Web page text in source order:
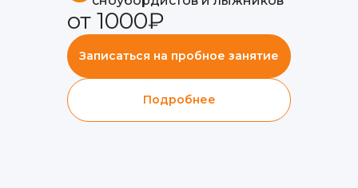
от 1000₽
Записаться на пробное занятие
Подробнее